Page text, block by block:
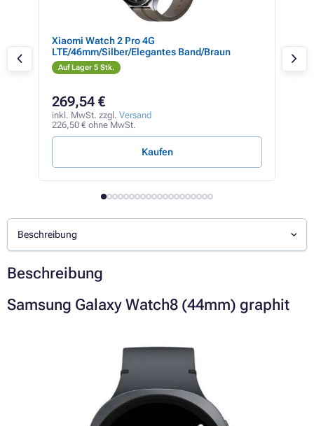
Xiaomi Watch 2 Pro 4G
LTE/46mm/Silber/Elegantes Band/Braun
Auf Lager 5 Stk.
269,54 €
inkl. MwSt. zzgl. Versand
226,50 € ohne MwSt.
Kaufen
Beschreibung
Beschreibung
Samsung Galaxy Watch8 (44mm) graphit